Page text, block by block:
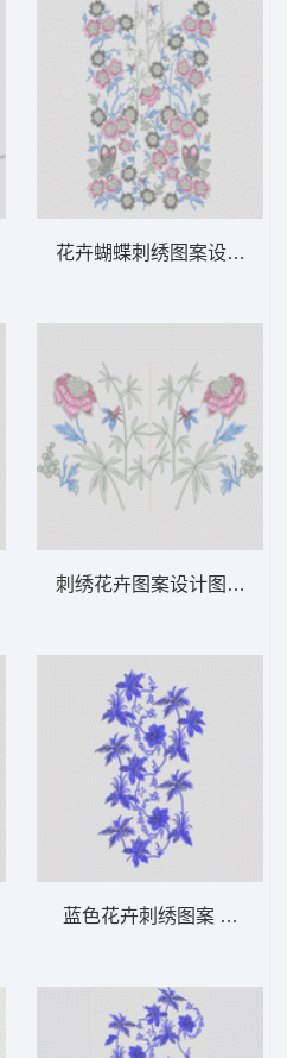
花卉蝴蝶刺绣图案设计 汉服
刺绣花卉图案设计图 汉服
蓝色花卉刺绣图案 汉服